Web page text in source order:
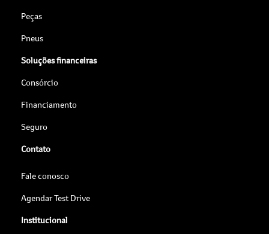
Peças
Pneus
Soluções financeiras
Consórcio
Financiamento
Seguro
Contato
Fale conosco
Agendar Test Drive
Institucional